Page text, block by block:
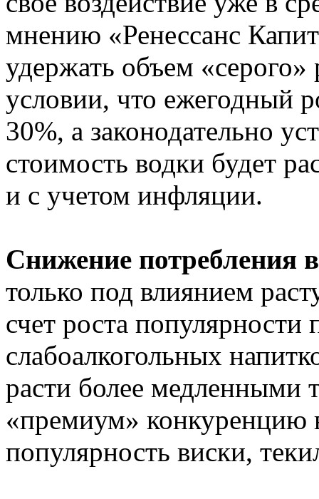
мнению «Ренессанс
удержать объем
условии, что ежегодный
30%, а законодательно
стоимость водки будет
и с учетом инфляции.
Снижение потребления
только под влиянием
счет роста популярности
слабоалкогольных
расти более медленными
«премиум» конкуренцию
популярность виски,